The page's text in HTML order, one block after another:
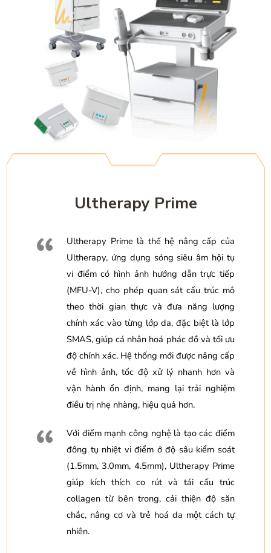
Ultherapy Prime
Ultherapy Prime là thế hệ nâng cấp của
Ultherapy, ứng dụng sóng siêu âm hội tụ
vi điểm có hình ảnh hướng dẫn trực tiếp
(MFU-V), cho phép quan sát cấu trúc mô
theo thời gian thực và đưa năng lượng
chính xác vào từng lớp da, đặc biệt là lớp
SMAS, giúp cá nhân hoá phác đồ và tối ưu
độ chính xác. Hệ thống mới được nâng cấp
về hình ảnh, tốc độ xử lý nhanh hơn và
vận hành ổn định, mang lại trải nghiệm
điều trị nhẹ nhàng, hiệu quả hơn.
Với điểm mạnh công nghệ là tạo các điểm
đông tụ nhiệt vi điểm ở độ sâu kiểm soát
(1.5mm, 3.0mm, 4.5mm), Ultherapy Prime
giúp kích thích co rút và tái cấu trúc
collagen từ bên trong, cải thiện độ săn
chắc, nâng cơ và trẻ hoá da một cách tự
nhiên.